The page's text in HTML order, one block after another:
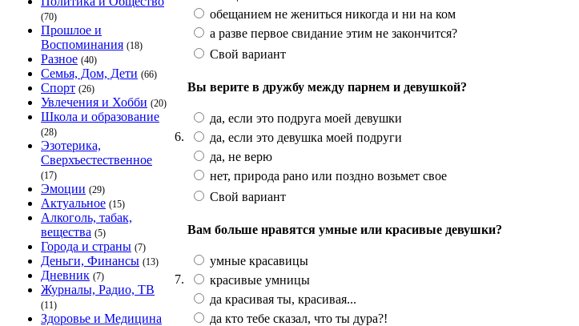
(70)
Прошлое и
Воспоминания (18)
Разное (40)
Семья, Дом, Дети (66)
Спорт (26)
Увлечения и Хобби (20)
Школа и образование
(28)
Эзотерика,
Сверхъестественное
(17)
Эмоции (29)
Актуальное (15)
Алкоголь, табак,
вещества (5)
Города и страны (7)
Деньги, Финансы (13)
Дневник (7)
Журналы, Радио, ТВ
(11)
Здоровье и Медицина
обещанием не жениться никогда и ни на ком
а разве первое свидание этим не закончится?
Свой вариант
6.
Вы верите в дружбу между парнем и девушкой?
да, если это подруга моей девушки
да, если это девушка моей подруги
да, не верю
нет, природа рано или поздно возьмет свое
Свой вариант
7.
Вам больше нравятся умные или красивые девушки?
умные красавицы
красивые умницы
да красивая ты, красивая...
да кто тебе сказал, что ты дура?!